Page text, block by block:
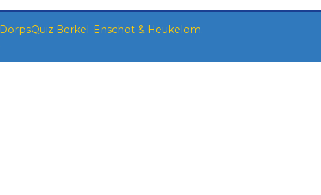
DorpsQuiz Berkel-Enschot & Heukelom.
.